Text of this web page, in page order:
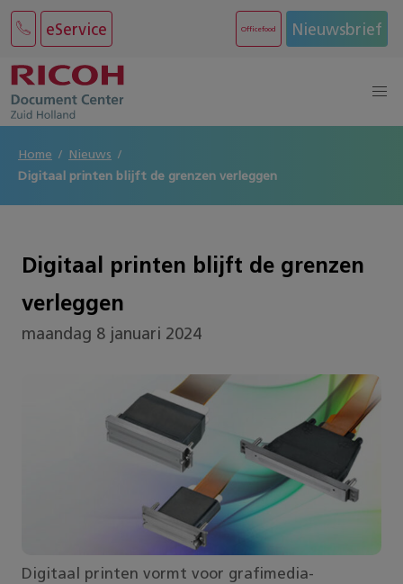
eService Officefood Nieuwsbrief
Home
Nieuws
Digitaal printen blijft de grenzen verleggen
Digitaal printen blijft de grenzen
verleggen
maandag 8 januari 2024
Digitaal printen vormt voor grafimedia-